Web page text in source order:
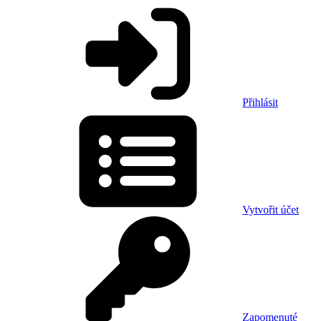
Přihlásit
Vytvořit účet
Zapomenuté